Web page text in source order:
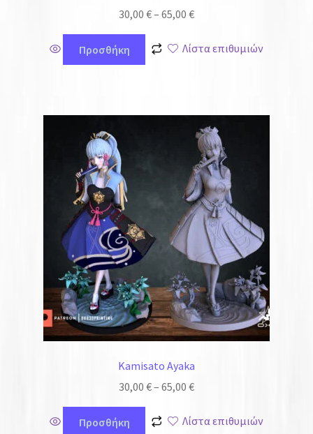
30,00 €– 65,00 €
Προσθήκη Λίστα επιθυμιών
Kamisato Ayaka
30,00 €– 65,00 €
Προσθήκη Λίστα επιθυμιών